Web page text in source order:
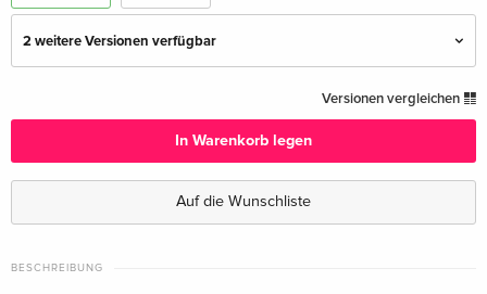
2 weitere Versionen verfügbar
CHF 19.90
2 CDs — (ausgewählt) CHF 34.90
CHF 38.50
Versionen vergleichen
In Warenkorb legen
Auf die Wunschliste
BESCHREIBUNG